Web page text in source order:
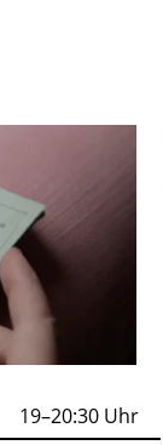
19–20:30 Uhr